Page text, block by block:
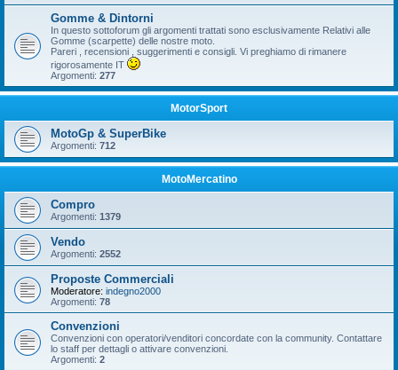
Gomme & Dintorni
In questo sottoforum gli argomenti trattati sono esclusivamente Relativi alle
Gomme (scarpette) delle nostre moto.
Pareri , recensioni , suggerimenti e consigli. Vi preghiamo di rimanere
rigorosamente IT
Argomenti: 277
MotorSport
MotoGp & SuperBike
Argomenti: 712
MotoMercatino
Compro
Argomenti: 1379
Vendo
Argomenti: 2552
Proposte Commerciali
Moderatore: indegno2000
Argomenti: 78
Convenzioni
Convenzioni con operatori/venditori concordate con la community. Contattare
lo staff per dettagli o attivare convenzioni.
Argomenti: 2